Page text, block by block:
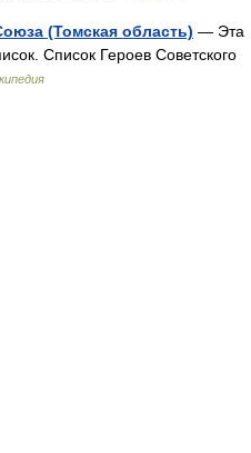
(Томская область) — Эта
Список Героев Советского